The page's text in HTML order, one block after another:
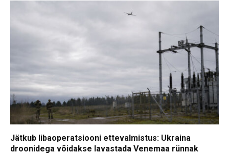
Jätkub libaoperatsiooni ettevalmistus: Ukraina
droonidega võidakse lavastada Venemaa rünnak